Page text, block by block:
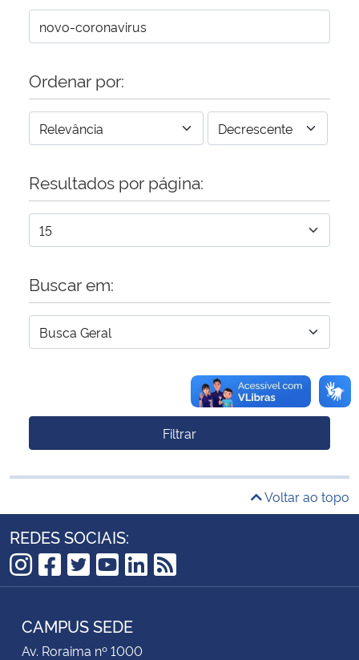
Secretaria de Governo
Advocacia-Geral da União
Banco Central do Brasil
Planalto
Ordenar por:
Resultados por página:
Buscar em:
Filtrar
Voltar ao topo
REDES SOCIAIS:
Instagram
Facebook
Twitter
YouTube
LinkedIn
RSS
CAMPUS SEDE
Av. Roraima nº 1000